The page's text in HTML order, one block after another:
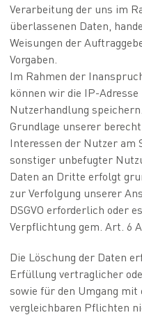
Verarbeitung der uns im
überlassenen Daten,
Weisungen der
Vorgaben.
Im Rahmen der
können wir die IP-
Nutzerhandlung
Grundlage unserer
Interessen der Nutzer am
sonstiger unbefugter
Daten an Dritte erfolgt
zur Verfolgung unserer
DSGVO erforderlich oder
Verpflichtung gem. Art. 6
Die Löschung der Daten
Erfüllung vertraglicher
sowie für den Umgang
vergleichbaren Pflichten